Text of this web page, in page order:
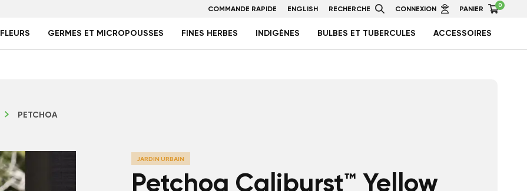
COMMANDE RAPIDE ENGLISH RECHERCHE CONNEXION PANIER 0
FLEURS GERMES ET MICROPOUSSES FINES HERBES INDIGÈNES BULBES ET TUBERCULES ACCESSOIRES
PETCHOA
JARDIN URBAIN
Petchoa Caliburst™ Yellow